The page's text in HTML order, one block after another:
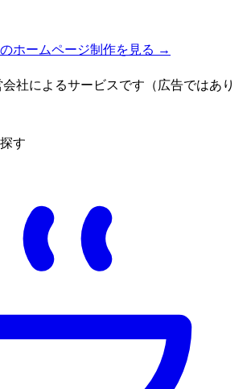
ホームページ制作を見る →
社によるサービスです（広告ではあり
す